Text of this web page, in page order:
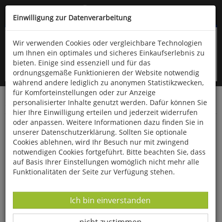
Kompletten Head der Seite überspringen
oder (06766) 9323-960
Startseite Bücher Gesundheit
Der Vital-Code
Einwilligung zur Datenverarbeitung
Wir verwenden Cookies oder vergleichbare Technologien
um Ihnen ein optimales und sicheres Einkaufserlebnis zu
bieten. Einige sind essenziell und für das
ordnungsgemäße Funktionieren der Website notwendig
während andere lediglich zu anonymen Statistikzwecken,
für Komforteinstellungen oder zur Anzeige
personalisierter Inhalte genutzt werden. Dafür können Sie
hier Ihre Einwilligung erteilen und jederzeit widerrufen
oder anpassen. Weitere Informationen dazu finden Sie in
unserer Datenschutzerklärung. Sollten Sie optionale
Cookies ablehnen, wird Ihr Besuch nur mit zwingend
notwendigen Cookies fortgeführt. Bitte beachten Sie, dass
auf Basis Ihrer Einstellungen womöglich nicht mehr alle
Funktionalitäten der Seite zur Verfügung stehen.
Datenverarbeitung -
Ich bin einverstanden